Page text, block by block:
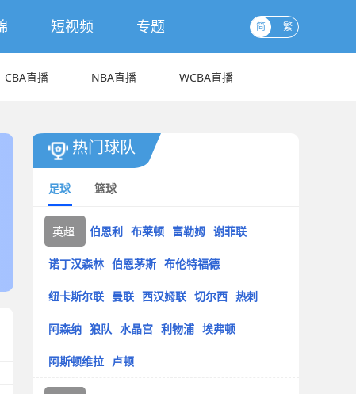
短视频 专题 简 繁
CBA直播 NBA直播 WCBA直播
热门球队
足球 篮球
英超 伯恩利 布莱顿 富勒姆 谢菲联
诺丁汉森林 伯恩茅斯 布伦特福德
纽卡斯尔联 曼联 西汉姆联 切尔西 热刺
阿森纳 狼队 水晶宫 利物浦 埃弗顿
阿斯顿维拉 卢顿